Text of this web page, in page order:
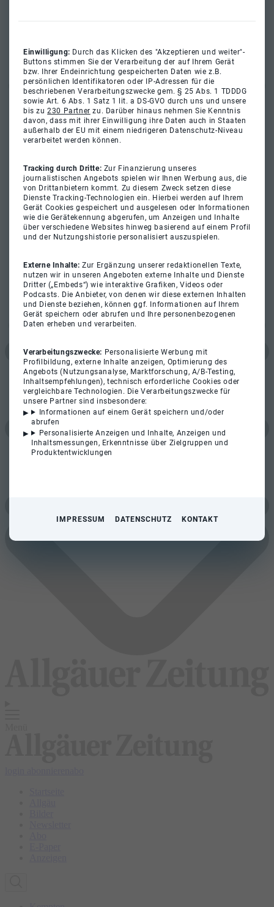
Einwilligung: Durch das Klicken des "Akzeptieren und weiter"-
Buttons stimmen Sie der Verarbeitung der auf Ihrem Gerät
bzw. Ihrer Endeinrichtung gespeicherten Daten wie z.B.
persönlichen Identifikatoren oder IP-Adressen für die
beschriebenen Verarbeitungszwecke gem. § 25 Abs. 1 TDDDG
sowie Art. 6 Abs. 1 Satz 1 lit. a DS-GVO durch uns und unsere
bis zu230 Partner zu. Darüber hinaus nehmen Sie Kenntnis
davon, dass mit ihrer Einwilligung ihre Daten auch in Staaten
außerhalb der EU mit einem niedrigeren Datenschutz-Niveau
verarbeitet werden können.
Tracking durch Dritte: Zur Finanzierung unseres
journalistischen Angebots spielen wir Ihnen Werbung aus, die
von Drittanbietern kommt. Zu diesem Zweck setzen diese
Dienste Tracking-Technologien ein. Hierbei werden auf Ihrem
Gerät Cookies gespeichert und ausgelesen oder Informationen
wie die Gerätekennung abgerufen, um Anzeigen und Inhalte
über verschiedene Websites hinweg basierend auf einem Profil
und der Nutzungshistorie personalisiert auszuspielen.
Externe Inhalte:Zur Ergänzung unserer redaktionellen Texte,
nutzen wir in unseren Angeboten externe Inhalte und Dienste
Dritter („Embeds“) wie interaktive Grafiken, Videos oder
Podcasts. Die Anbieter, von denen wir diese externen Inhalten
und Dienste beziehen, können ggf. Informationen auf Ihrem
Gerät speichern oder abrufen und Ihre personenbezogenen
Daten erheben und verarbeiten.
Verarbeitungszwecke: Personalisierte Werbung mit
Profilbildung, externe Inhalte anzeigen, Optimierung des
Angebots (Nutzungsanalyse, Marktforschung, A/B-Testing,
Inhaltsempfehlungen), technisch erforderliche Cookies oder
vergleichbare Technologien. Die Verarbeitungszwecke für
unsere Partner sind insbesondere:
Informationen auf einem Gerät speichern und/oder
abrufen
Personalisierte Anzeigen und Inhalte, Anzeigen und
Inhaltsmessungen, Erkenntnisse über Zielgruppen und
Produktentwicklungen
IMPRESSUM DATENSCHUTZ KONTAKT